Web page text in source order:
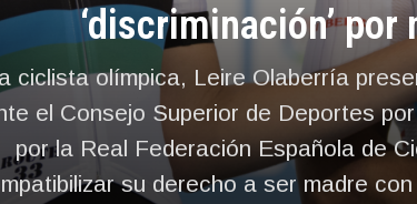
‘discriminación’
ciclista olímpica, Leire Olaberría
el Consejo Superior de Deportes
por la Real Federación Española de
su derecho a ser madre